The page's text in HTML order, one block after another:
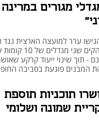
מגורים במרינה
הגישו ערר למועצה הארצית נגד
הבנייה בקו ראשון לים. התוכנית מבקשת להקים שני
ו-170 חדרי מלון על שטח 14 דונם - תוך שינוי ייעוד קרקע
המבנים פוגעת בסביבה
תוכניות תוספת
שמונה ושלומי